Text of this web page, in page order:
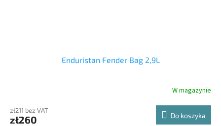
Enduristan Fender Bag 2,9L
W magazynie
zł211 bez VAT
zł260 Do koszyka